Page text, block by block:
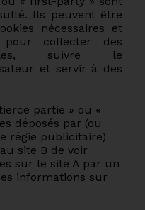
Ils peuvent être
nécessaires et
collecter des
suivre le
et servir à des
partie » ou «
déposés par (ou
régie publicitaire)
site B de voir
sur le site A par un
informations sur